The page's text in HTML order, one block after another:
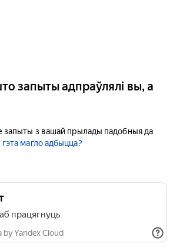
запыты адпраўлялі вы, а
запыты з вашай прылады падобныя да
магло адбыцца?
працягнуць
by Yandex Cloud